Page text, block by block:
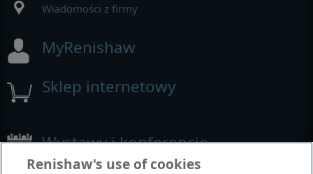
Wiadomości z firmy
MyRenishaw
Sklep internetowy
Wystawy i konferencje
Renishaw's use of cookies